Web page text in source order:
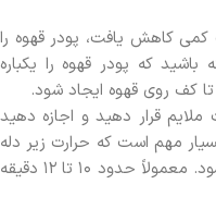
کاهش یافت، پودر قهوه را
که پودر قهوه را یکباره
تا کف روی قهوه ایجاد شود.
قرار دهید و اجازه دهید
مهم است که حرارت زیر دله
ملایم باشد تا قهوه جوش نیاید و تلخ نشود. معمولاً حدود ۱۰ تا ۱۲ دقیقه